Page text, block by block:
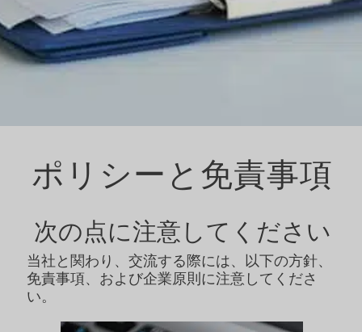
YOUTUBE
フェイスブック
LINKEDIN
ポリシーと免責事項
次の点に注意してください
当社と関わり、交流する際には、以下の方針、
免責事項、および企業原則に注意してくださ
い。